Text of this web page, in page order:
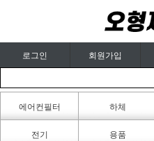
로그인 회원가입
에어컨필터
카페인트
하체
전기 용품